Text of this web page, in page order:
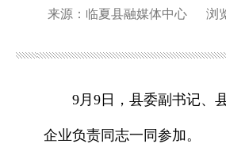
来源：临夏县融媒体中心 浏
9月9日，县委副书记、
企业负责同志一同参加。